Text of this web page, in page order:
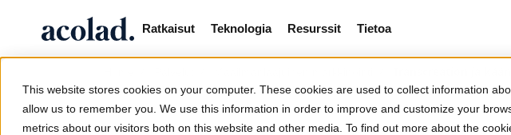
This website stores cookies on your computer. These cookies are used to collect information
allow us to remember you. We use this information in order to improve and customize your
metrics about our visitors both on this website and other media. To find out more about the
Ratkaisut Teknologia Resurssit Tietoa